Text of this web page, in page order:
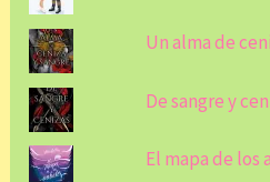
Un alma de
De sangre y
El mapa de los